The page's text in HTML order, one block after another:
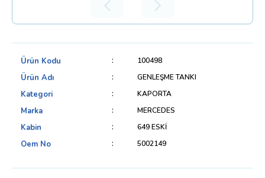
Ürün Kodu 100498
Ürün Adı GENLEŞME TANKI
Kategori KAPORTA
Marka MERCEDES
Kabin 649 ESKİ
Oem No 5002149